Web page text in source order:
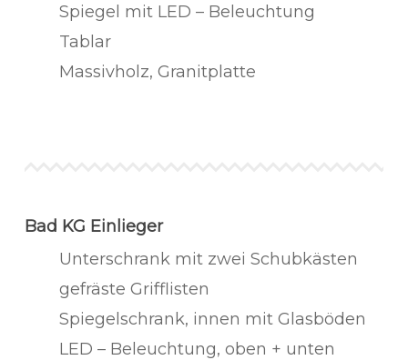
Spiegel mit LED – Beleuchtung
Tablar
Massivholz, Granitplatte
Bad KG Einlieger
Unterschrank mit zwei Schubkästen
gefräste Grifflisten
Spiegelschrank, innen mit Glasböden
LED – Beleuchtung, oben + unten